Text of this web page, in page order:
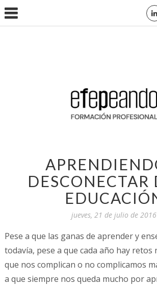
DESCONECTAR
jueves, 21 de julio de 2016
Pese a que las ganas de aprender y
todavía, pese a que cada año hay retos
que nos complican o no complicamos
a que siempre nos queda mucho por